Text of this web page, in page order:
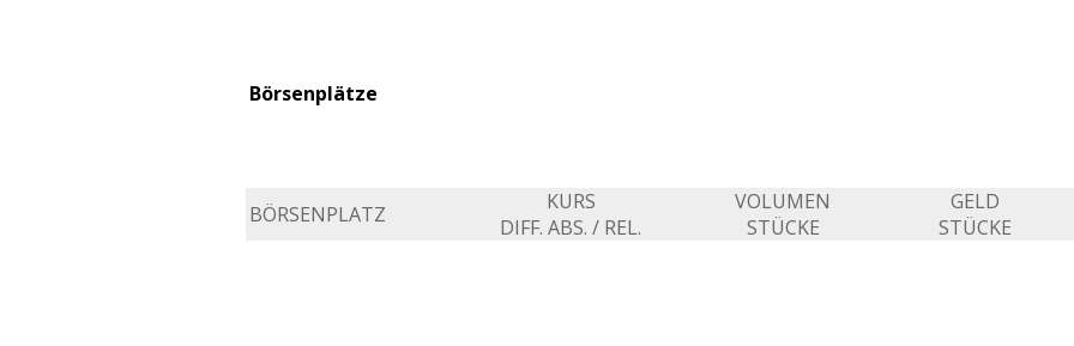
Börsenplätze
BÖRSENPLATZ
KURS
DIFF. ABS. / REL.
VOLUMEN
STÜCKE
GELD
STÜCKE